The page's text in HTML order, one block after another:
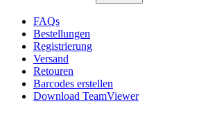
FAQs
Bestellungen
Registrierung
Versand
Retouren
Barcodes erstellen
Download TeamViewer